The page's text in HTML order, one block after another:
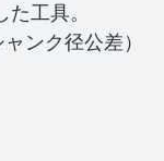
工具。
ンク径公差）